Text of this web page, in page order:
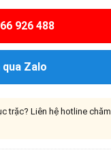
926 488
qua Zalo
trặc? Liên hệ hotline chăm